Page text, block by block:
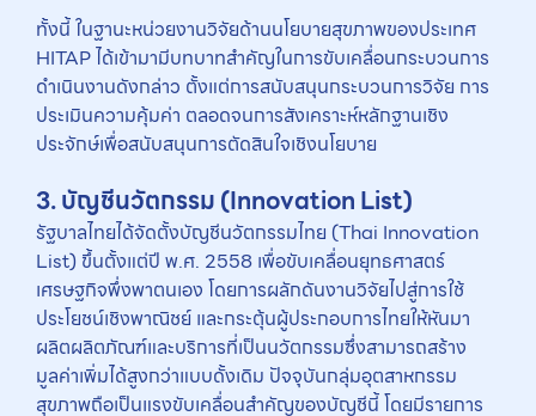
ทั้งนี้ ในฐานะหน่วยงานวิจัยด้านนโยบายสุขภาพของประเทศ
HITAP ได้เข้ามามีบทบาทสำคัญในการขับเคลื่อนกระบวนการ
ดำเนินงานดังกล่าว ตั้งแต่การสนับสนุนกระบวนการวิจัย การ
ประเมินความคุ้มค่า ตลอดจนการสังเคราะห์หลักฐานเชิง
ประจักษ์เพื่อสนับสนุนการตัดสินใจเชิงนโยบาย
3. บัญชีนวัตกรรม (Innovation List)
รัฐบาลไทยได้จัดตั้งบัญชีนวัตกรรมไทย (Thai Innovation
List) ขึ้นตั้งแต่ปี พ.ศ. 2558 เพื่อขับเคลื่อนยุทธศาสตร์
เศรษฐกิจพึ่งพาตนเอง โดยการผลักดันงานวิจัยไปสู่การใช้
ประโยชน์เชิงพาณิชย์ และกระตุ้นผู้ประกอบการไทยให้หันมา
ผลิตผลิตภัณฑ์และบริการที่เป็นนวัตกรรมซึ่งสามารถสร้าง
มูลค่าเพิ่มได้สูงกว่าแบบดั้งเดิม ปัจจุบันกลุ่มอุตสาหกรรม
สุขภาพถือเป็นแรงขับเคลื่อนสำคัญของบัญชีนี้ โดยมีรายการ